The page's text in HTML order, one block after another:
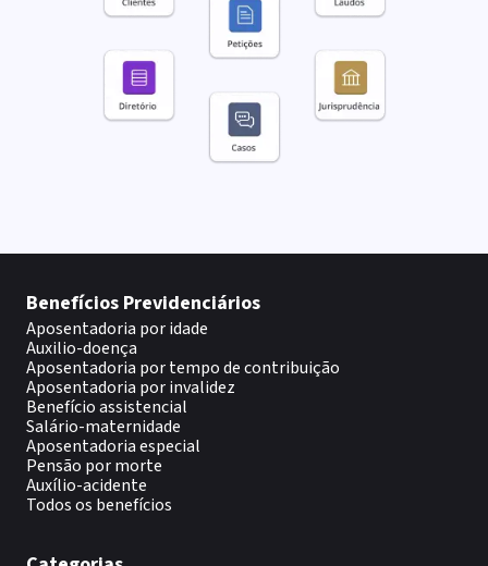
Benefícios Previdenciários
Aposentadoria por idade
Auxilio-doença
Aposentadoria por tempo de contribuição
Aposentadoria por invalidez
Benefício assistencial
Salário-maternidade
Aposentadoria especial
Pensão por morte
Auxílio-acidente
Todos os benefícios